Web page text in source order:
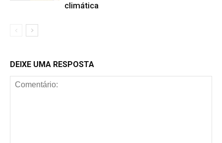
climática
DEIXE UMA RESPOSTA